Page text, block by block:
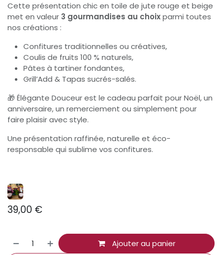
Cette présentation chic en toile de jute rouge et beige
met en valeur 3 gourmandises au choixparmi toutes
nos créations :
Confitures traditionnelles ou créatives,
Coulis de fruits 100 % naturels,
Pâtes à tartiner fondantes,
Grill’Add & Tapas sucrés-salés.
🎁 Élégante Douceur est le cadeau parfait pour Noël, un
anniversaire, un remerciement ou simplement pour
faire plaisir avec style.
Une présentation raffinée, naturelle et éco-
responsable qui sublime vos confitures.
39,00 €
Ajouter au panier